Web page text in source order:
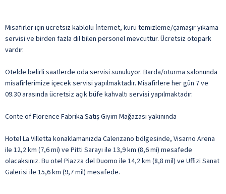
Misafirler için ücretsiz kablolu İnternet, kuru temizleme/çamaşır yıkama
servisi ve birden fazla dil bilen personel mevcuttur. Ücretsiz otopark
vardır.
Otelde belirli saatlerde oda servisi sunuluyor. Barda/oturma salonunda
misafirlerimize içecek servisi yapılmaktadır. Misafirlere her gün 7 ve
09.30 arasında ücretsiz açık büfe kahvaltı servisi yapılmaktadır.
Conte of Florence Fabrika Satış Giyim Mağazası yakınında
Hotel La Villetta konaklamanızda Calenzano bölgesinde, Visarno Arena
ile 12,2 km (7,6 mi) ve Pitti Sarayı ile 13,9 km (8,6 mi) mesafede
olacaksınız. Bu otel Piazza del Duomo ile 14,2 km (8,8 mil) ve Uffizi Sanat
Galerisi ile 15,6 km (9,7 mil) mesafede.